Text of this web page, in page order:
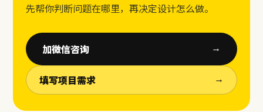
先帮你判断问题在哪里，再决定设计怎么做。
加微信咨询 →
填写项目需求 →